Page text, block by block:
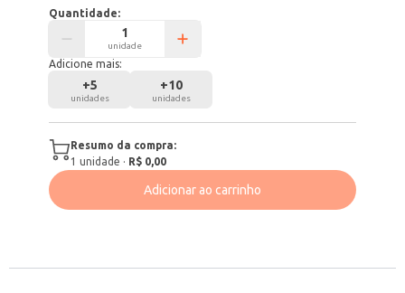
Quantidade:
unidade
Adicione mais:
+5
unidades
+10
unidades
Resumo da compra:
1 unidade · R$ 0,00
Adicionar ao carrinho